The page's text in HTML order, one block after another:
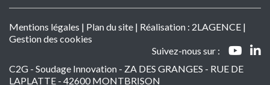
Mentions légales | Plan du site | Réalisation : 2LAGENCE |
Gestion des cookies
Suivez-nous sur :
C2G - Soudage Innovation - ZA DES GRANGES - RUE DE
LAPLATTE - 42600 MONTBRISON